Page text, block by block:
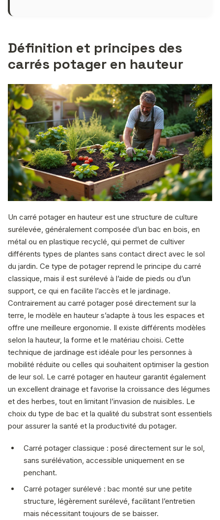
Définition et principes des
carrés potager en hauteur
Un carré potager en hauteur est une structure de culture
surélevée, généralement composée d’un bac en bois, en
métal ou en plastique recyclé, qui permet de cultiver
différents types de plantes sans contact direct avec le sol
du jardin. Ce type de potager reprend le principe du carré
classique, mais il est surélevé à l’aide de pieds ou d’un
support, ce qui en facilite l’accès et le jardinage.
Contrairement au carré potager posé directement sur la
terre, le modèle en hauteur s’adapte à tous les espaces et
offre une meilleure ergonomie. Il existe différents modèles
selon la hauteur, la forme et le matériau choisi. Cette
technique de jardinage est idéale pour les personnes à
mobilité réduite ou celles qui souhaitent optimiser la gestion
de leur sol. Le carré potager en hauteur garantit également
un excellent drainage et favorise la croissance des légumes
et des herbes, tout en limitant l’invasion de nuisibles. Le
choix du type de bac et la qualité du substrat sont essentiels
pour assurer la santé et la productivité du potager.
Carré potager classique : posé directement sur le sol,
sans surélévation, accessible uniquement en se
penchant.
Carré potager surélevé : bac monté sur une petite
structure, légèrement surélevé, facilitant l’entretien
mais nécessitant toujours de se baisser.